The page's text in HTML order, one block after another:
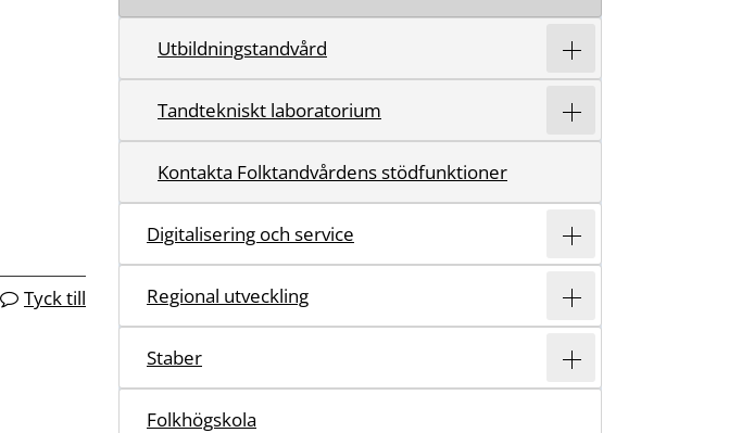
Tyck till
Utbildningstandvård
Tandtekniskt laboratorium
Kontakta Folktandvårdens stödfunktioner
Digitalisering och service
Regional utveckling
Staber
Folkhögskola